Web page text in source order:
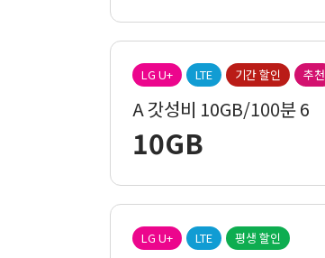
LG U+ LTE 기간 할인 추천
A 갓성비 10GB/100분 6
10GB
LG U+ LTE 평생 할인